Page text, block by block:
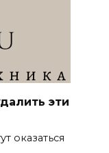
эти
оказаться